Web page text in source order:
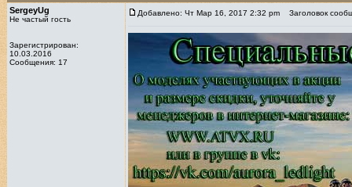
SergeyUg
Не частый гость
Зарегистрирован:
10.03.2016
Сообщения: 17
Добавлено: Чт Мар 16, 2017 2:32 pm Заголовок